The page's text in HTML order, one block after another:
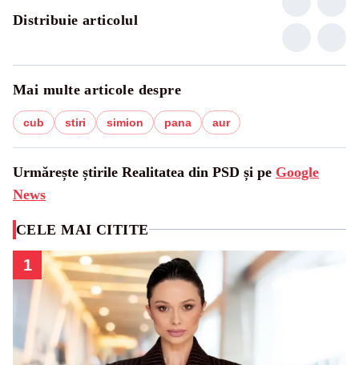
Distribuie articolul
Mai multe articole despre
cub stiri simion pana aur
Urmărește știrile Realitatea din PSD și pe Google
News
CELE MAI CITITE
1